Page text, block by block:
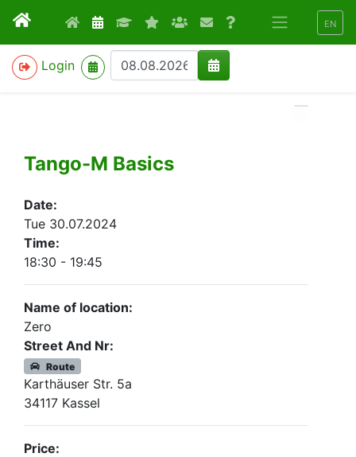
EN
Login
>
Tango-M Basics
Date:
Tue 30.07.2024
Time:
18:30 - 19:45
Name of location:
Zero
Street And Nr:
Route
Karthäuser Str. 5a
34117 Kassel
Price: